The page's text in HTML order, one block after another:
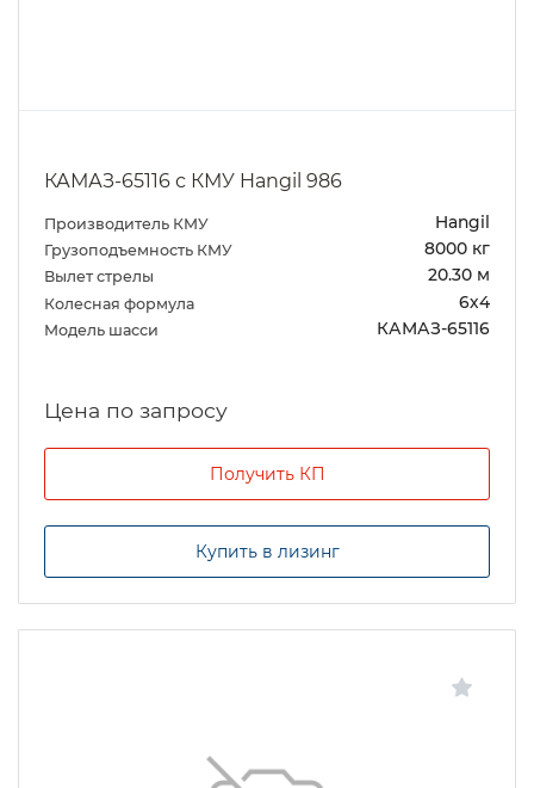
КАМАЗ-65116 с КМУ Hangil 986
Производитель КМУ Hangil
Грузоподъемность КМУ 8000 кг
Вылет стрелы 20.30 м
Колесная формула 6х4
Модель шасси КАМАЗ-65116
Цена по запросу
Получить КП
Купить в лизинг